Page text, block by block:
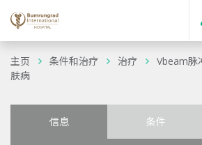
主页 条件和治疗 治疗
Vbeam脉
肤病
信息 条件